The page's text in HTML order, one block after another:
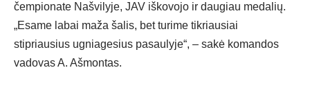
čempionate Našvilyje, JAV iškovojo ir daugiau medalių.
„Esame labai maža šalis, bet turime tikriausiai
stipriausius ugniagesius pasaulyje“, – sakė komandos
vadovas A. Ašmontas.